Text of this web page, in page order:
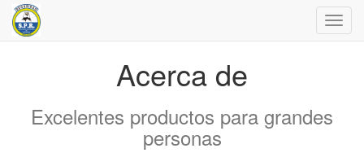
Menú
de
Acerca de
Excelentes productos para grandes
personas